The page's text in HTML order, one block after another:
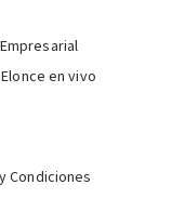
Elonce en vivo
Condiciones